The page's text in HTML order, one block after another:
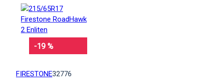
-19 %
FIRESTONE32776